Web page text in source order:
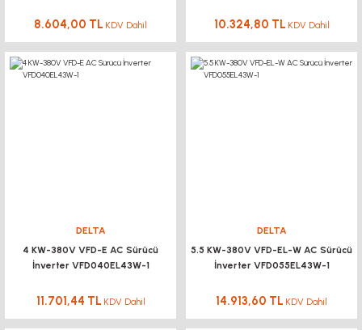
8.604,00 TL KDV Dahil 10.324,80 TL KDV Dahil
DELTA
4 KW-380V VFD-E AC Sürücü
İnverter VFD040EL43W-1
11.701,44 TL KDV Dahil
DELTA
5.5 KW-380V VFD-EL-W AC Sürücü
İnverter VFD055EL43W-1
14.913,60 TL KDV Dahil